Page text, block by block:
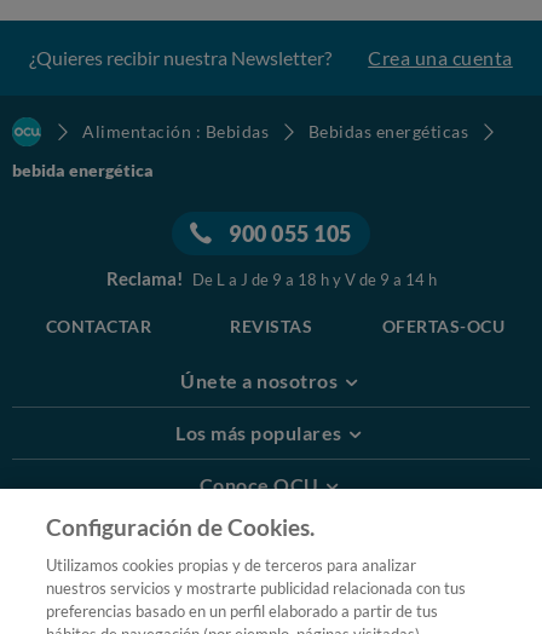
¿Quieres recibir nuestra Newsletter? Crea una cuenta
Alimentación : Bebidas
Bebidas energéticas
bebida energética
900 055 105
Reclama! De L a J de 9 a 18 h y V de 9 a 14 h
CONTACTAR REVISTAS OFERTAS-OCU
Únete a nosotros
Los más populares
Conoce OCU
Más Información
© 2026 OCU
Condiciones generales de contratación de OCU
Configuración de Cookies.
Utilizamos cookies propias y de terceros para analizar
nuestros servicios y mostrarte publicidad relacionada con tus
preferencias basado en un perfil elaborado a partir de tus